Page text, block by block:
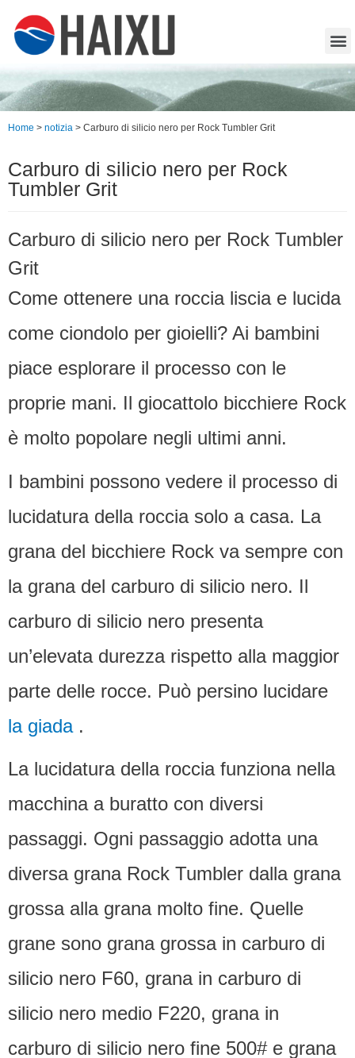
Home > notizia > Carburo di silicio nero per Rock Tumbler Grit
Carburo di silicio nero per Rock
Tumbler Grit
Carburo di silicio nero per Rock Tumbler
Grit
Come ottenere una roccia liscia e lucida
come ciondolo per gioielli? Ai bambini
piace esplorare il processo con le
proprie mani. Il giocattolo bicchiere Rock
è molto popolare negli ultimi anni.
I bambini possono vedere il processo di
lucidatura della roccia solo a casa. La
grana del bicchiere Rock va sempre con
la grana del carburo di silicio nero. Il
carburo di silicio nero presenta
un’elevata durezza rispetto alla maggior
parte delle rocce. Può persino lucidare
la giada.
La lucidatura della roccia funziona nella
macchina a buratto con diversi
passaggi. Ogni passaggio adotta una
diversa grana Rock Tumbler dalla grana
grossa alla grana molto fine. Quelle
grane sono grana grossa in carburo di
silicio nero F60, grana in carburo di
silicio nero medio F220, grana in
carburo di silicio nero fine 500# e grana